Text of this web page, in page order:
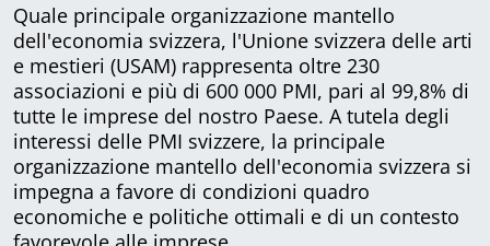
Quale principale organizzazione mantello
dell'economia svizzera, l'Unione svizzera delle arti
e mestieri (USAM) rappresenta oltre 230
associazioni e più di 600 000 PMI, pari al 99,8% di
tutte le imprese del nostro Paese. A tutela degli
interessi delle PMI svizzere, la principale
organizzazione mantello dell'economia svizzera si
impegna a favore di condizioni quadro
economiche e politiche ottimali e di un contesto